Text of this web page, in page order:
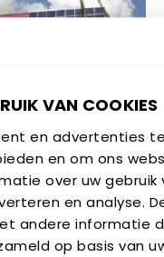
VAN COOKIES
en advertenties
en om ons
over uw
en analyse.
andere informatie
op basis van
EVENEMENT